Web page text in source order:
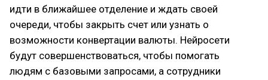
идти в ближайшее отделение и ждать своей
очереди, чтобы закрыть счет или узнать о
возможности конвертации валюты. Нейросети
будут совершенствоваться, чтобы помогать
людям с базовыми запросами, а сотрудники